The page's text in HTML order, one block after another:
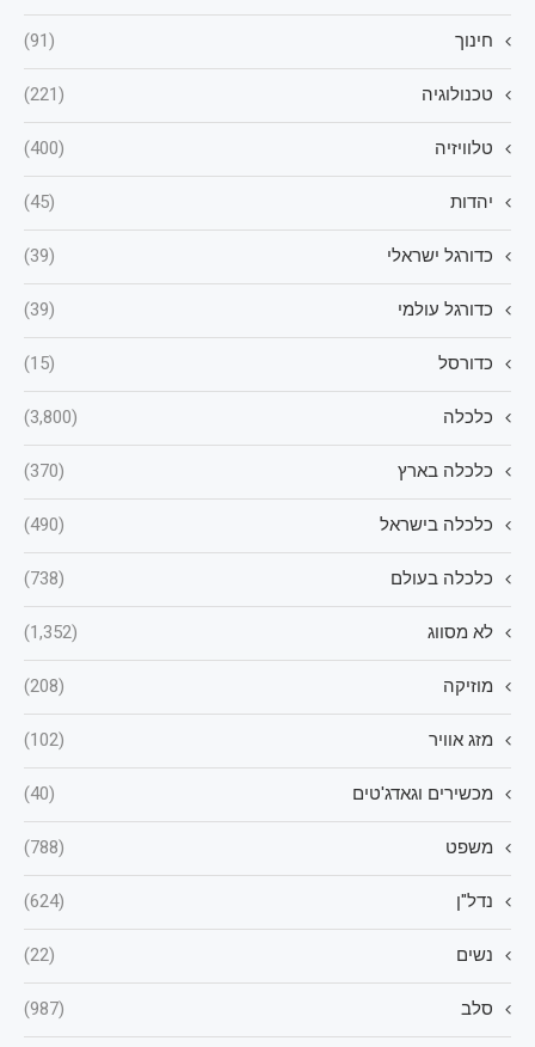
חינוך (91)
טכנולוגיה (221)
טלוויזיה (400)
יהדות (45)
כדורגל ישראלי (39)
כדורגל עולמי (39)
כדורסל (15)
כלכלה (3,800)
כלכלה בארץ (370)
כלכלה בישראל (490)
כלכלה בעולם (738)
לא מסווג (1,352)
מוזיקה (208)
מזג אוויר (102)
מכשירים וגאדג'טים (40)
משפט (788)
נדל"ן (624)
נשים (22)
סלב (987)